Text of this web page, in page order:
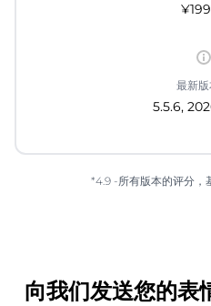
最新版
5.5.6,
*4.9 -所有版本的评分，
向我们发送您的表